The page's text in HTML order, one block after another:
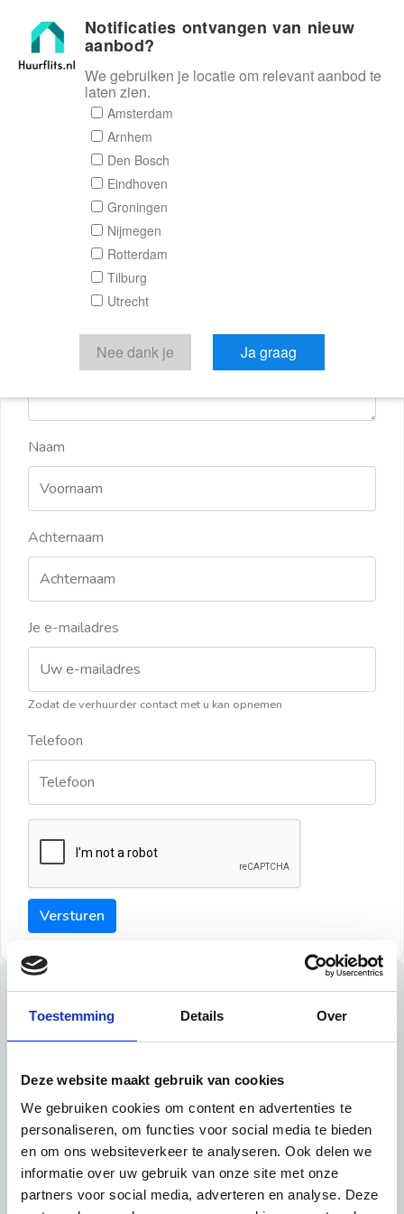
Toestemming Details Over
Deze website maakt gebruik van cookies
We gebruiken cookies om content en advertenties te
personaliseren, om functies voor social media te bieden
en om ons websiteverkeer te analyseren. Ook delen we
informatie over uw gebruik van onze site met onze
partners voor social media, adverteren en analyse. Deze
Huurflits
Reactieformulier
Huurflits
Verstuur je bericht
Door een bericht te sturen kom je in contact met de
aanbieder of makelaar van de woning.
Naam
Achternaam
Je e-mailadres
Zodat de verhuurder contact met u kan opnemen
Telefoon
Versturen
Tips
Tip 1:
Schrijf een duidelijke introductie en geef de volgende
informatie mee:
Ben je student, werkachtig of werkzoekend
Notificaties ontvangen van nieuw
aanbod?
We gebruiken je locatie om relevant aanbod te
laten zien.
Amsterdam
Arnhem
Den Bosch
Eindhoven
Groningen
Nijmegen
Rotterdam
Tilburg
Utrecht
Nee dank je Ja graag